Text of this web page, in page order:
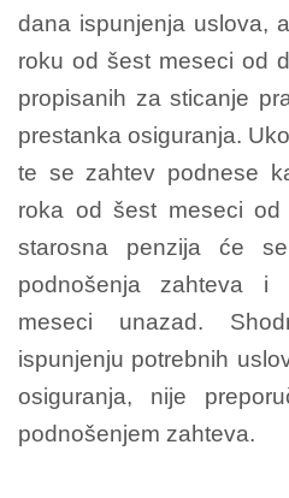
dana ispunjenja uslova,
roku od šest meseci od
propisanih za sticanje
prestanka osiguranja.
te se zahtev podnese
roka od šest meseci od
starosna penzija će
podnošenja zahteva i
meseci unazad.
ispunjenju potrebnih
osiguranja, nije
podnošenjem zahteva.